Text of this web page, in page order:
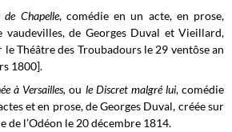
de Chapelle, comédie en un acte, en prose,
vaudevilles, de Georges Duval et Vieillard,
leThéâtre des Troubadoursle 29 ventôse an
1800].
à Versailles,ou le Discret malgré lui, comédie
et en prose, de Georges Duval, créée sur
de l’Odéon le 20 décembre 1814.